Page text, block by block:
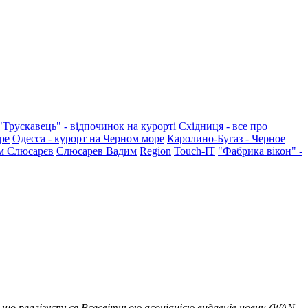
- відпочинок на курорті Східниця - все про
Одесса - курорт на Черном море Каролино-Бугаз - Черное
Слюсарєв Слюсарев Вадим Region Touch-IT "Фабрика вікон" -